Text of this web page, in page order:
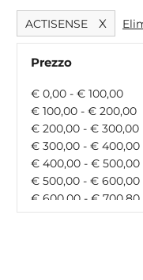
ACTISENSE X
Prezzo
€ 0,00 - € 100,00
€ 100,00 - € 200,00
€ 200,00 - € 300,00
€ 300,00 - € 400,00
€ 400,00 - € 500,00
€ 500,00 - € 600,00
€ 600,00 - € 700,80
€ 700,80 - € 900,00